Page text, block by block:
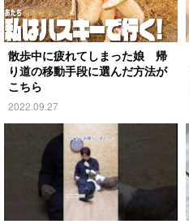
散歩中に疲れてしまった娘 帰
り道の移動手段に選んだ方法が
こちら
2022.09.27